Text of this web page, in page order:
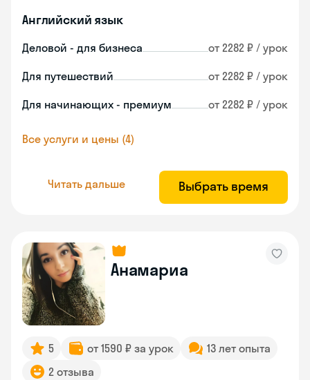
Английский язык
Деловой - для бизнеса от 2282 ₽ / урок
Для путешествий от 2282 ₽ / урок
Для начинающих - премиум от 2282 ₽ / урок
Все услуги и цены (4)
Читать дальше Выбрать время
Анамариа
5 от 1590 ₽ за урок
13 лет опыта
2 отзыва